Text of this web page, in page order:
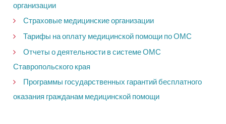
организации
Страховые медицинские организации
Тарифы на оплату медицинской помощи по ОМС
Отчеты о деятельности в системе ОМС
Ставропольского края
Программы государственных гарантий бесплатного
оказания гражданам медицинской помощи